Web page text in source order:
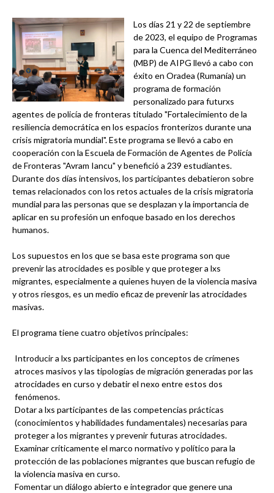
Los días 21 y 22 de septiembre
de 2023, el equipo de Programas
para la Cuenca del Mediterráneo
(MBP) de AIPG llevó a cabo con
éxito en Oradea (Rumanía) un
programa de formación
personalizado para futurxs
agentes de policía de fronteras titulado "Fortalecimiento de la
resiliencia democrática en los espacios fronterizos durante una
crisis migratoria mundial". Este programa se llevó a cabo en
cooperación con la Escuela de Formación de Agentes de Policía
de Fronteras "Avram Iancu" y benefició a 239 estudiantes.
Durante dos días intensivos, los participantes debatieron sobre
temas relacionados con los retos actuales de la crisis migratoria
mundial para las personas que se desplazan y la importancia de
aplicar en su profesión un enfoque basado en los derechos
humanos.
Los supuestos en los que se basa este programa son que
prevenir las atrocidades es posible y que proteger a lxs
migrantes, especialmente a quienes huyen de la violencia masiva
y otros riesgos, es un medio eficaz de prevenir las atrocidades
masivas.
El programa tiene cuatro objetivos principales:
Introducir a lxs participantes en los conceptos de crímenes
atroces masivos y las tipologías de migración generadas por las
atrocidades en curso y debatir el nexo entre estos dos
fenómenos.
Dotar a lxs participantes de las competencias prácticas
(conocimientos y habilidades fundamentales) necesarias para
proteger a los migrantes y prevenir futuras atrocidades.
Examinar críticamente el marco normativo y político para la
protección de las poblaciones migrantes que buscan refugio de
la violencia masiva en curso.
Fomentar un diálogo abierto e integrador que genere una